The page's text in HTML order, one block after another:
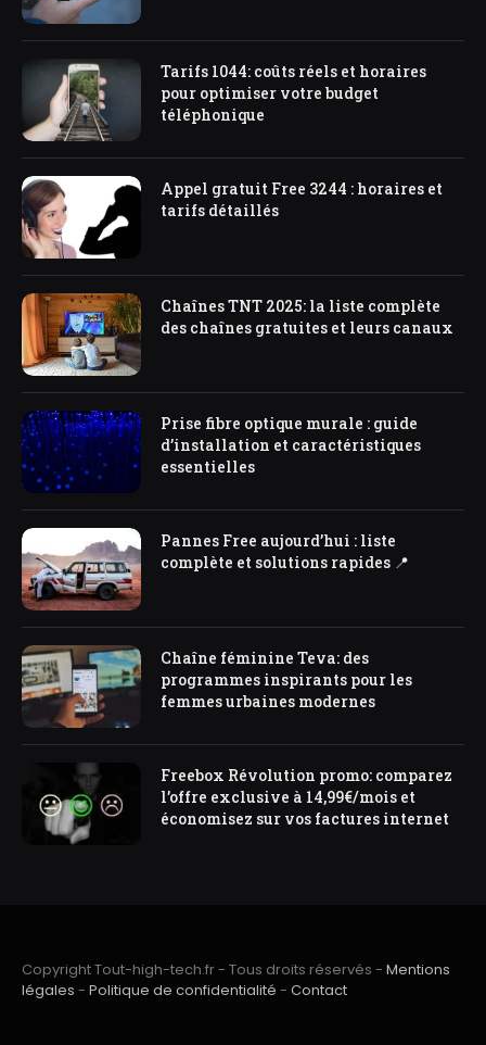
Tarifs 1044: coûts réels et horaires
pour optimiser votre budget
téléphonique
Appel gratuit Free 3244 : horaires et
tarifs détaillés
Chaînes TNT 2025: la liste complète
des chaînes gratuites et leurs canaux
Prise fibre optique murale : guide
d’installation et caractéristiques
essentielles
Pannes Free aujourd’hui : liste
complète et solutions rapides 📍
Chaîne féminine Teva: des
programmes inspirants pour les
femmes urbaines modernes
Freebox Révolution promo: comparez
l’offre exclusive à 14,99€/mois et
économisez sur vos factures internet
Copyright Tout-high-tech.fr - Tous droits réservés - Mentions
légales - Politique de confidentialité - Contact